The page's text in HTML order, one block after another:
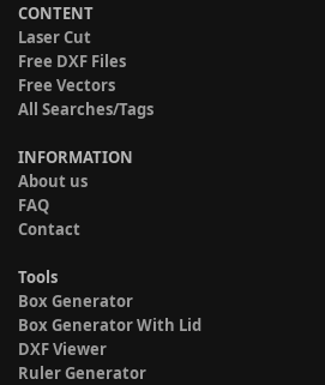
CONTENT
Laser Cut
Free DXF Files
Free Vectors
All Searches/Tags
INFORMATION
About us
FAQ
Contact
Tools
Box Generator
Box Generator With Lid
DXF Viewer
Ruler Generator